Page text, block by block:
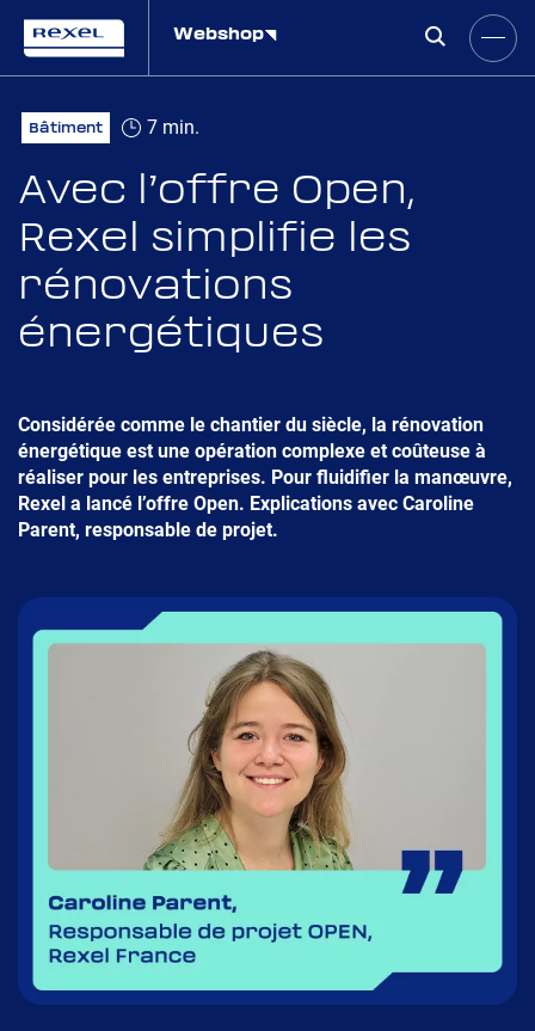
Webshop
Bâtiment 7 min.
Avec l’offre Open,
Rexel simplifie les
rénovations
énergétiques
Considérée comme le chantier du siècle, la rénovation
énergétique est une opération complexe et coûteuse à
réaliser pour les entreprises. Pour fluidifier la manœuvre,
Rexel a lancé l’offre Open. Explications avec Caroline
Parent, responsable de projet.